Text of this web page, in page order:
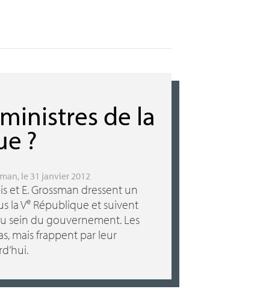
de la
?
, le 31 janvier 2012
et E. Grossman dressent un
la VeRépublique et suivent
sein du gouvernement. Les
mais frappent par leur